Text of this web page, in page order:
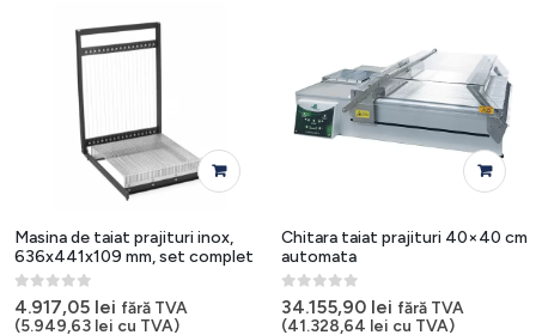
Masina de taiat prajituri inox,
636x441x109 mm, set complet
0out of 5
4.917,05 lei fără TVA
(5.949,63 lei cu TVA)
Chitara taiat prajituri 40×40 cm
automata
0out of 5
34.155,90 lei fără TVA
(41.328,64 lei cu TVA)